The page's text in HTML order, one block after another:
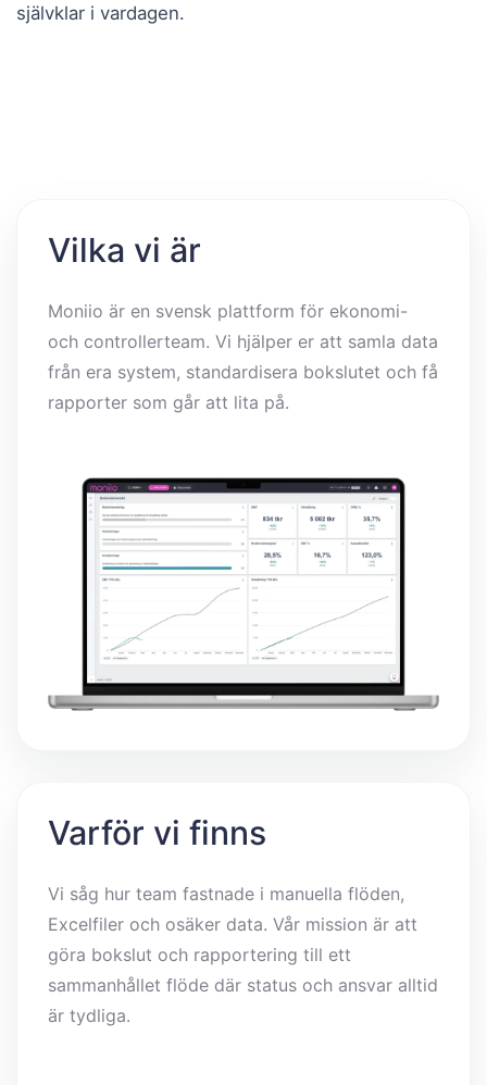
självklar i vardagen.
Vilka vi är
Moniio är en svensk plattform för ekonomi-
och controllerteam. Vi hjälper er att samla data
från era system, standardisera bokslutet och få
rapporter som går att lita på.
Varför vi finns
Vi såg hur team fastnade i manuella flöden,
Excelfiler och osäker data. Vår mission är att
göra bokslut och rapportering till ett
sammanhållet flöde där status och ansvar alltid
är tydliga.